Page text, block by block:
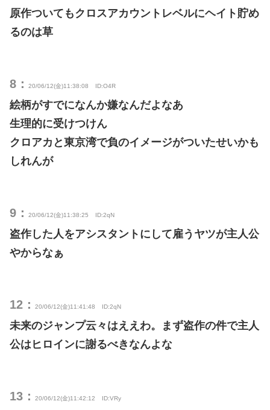
原作ついてもクロスアカウントレベルにヘイト貯め
るのは草
8： 20/06/12(金)11:38:08 ID:O4R
絵柄がすでになんか嫌なんだよなあ
生理的に受けつけん
クロアカと東京湾で負のイメージがついたせいかも
しれんが
9： 20/06/12(金)11:38:25 ID:2qN
盗作した人をアシスタントにして雇うヤツが主人公
やからなぁ
12： 20/06/12(金)11:41:48 ID:2qN
未来のジャンプ云々はええわ。まず盗作の件で主人
公はヒロインに謝るべきなんよな
13： 20/06/12(金)11:42:12 ID:VRy